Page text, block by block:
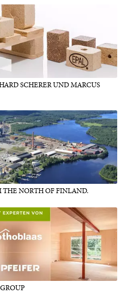
SCHERER UND MARCUS
THE NORTH OF FINLAND.